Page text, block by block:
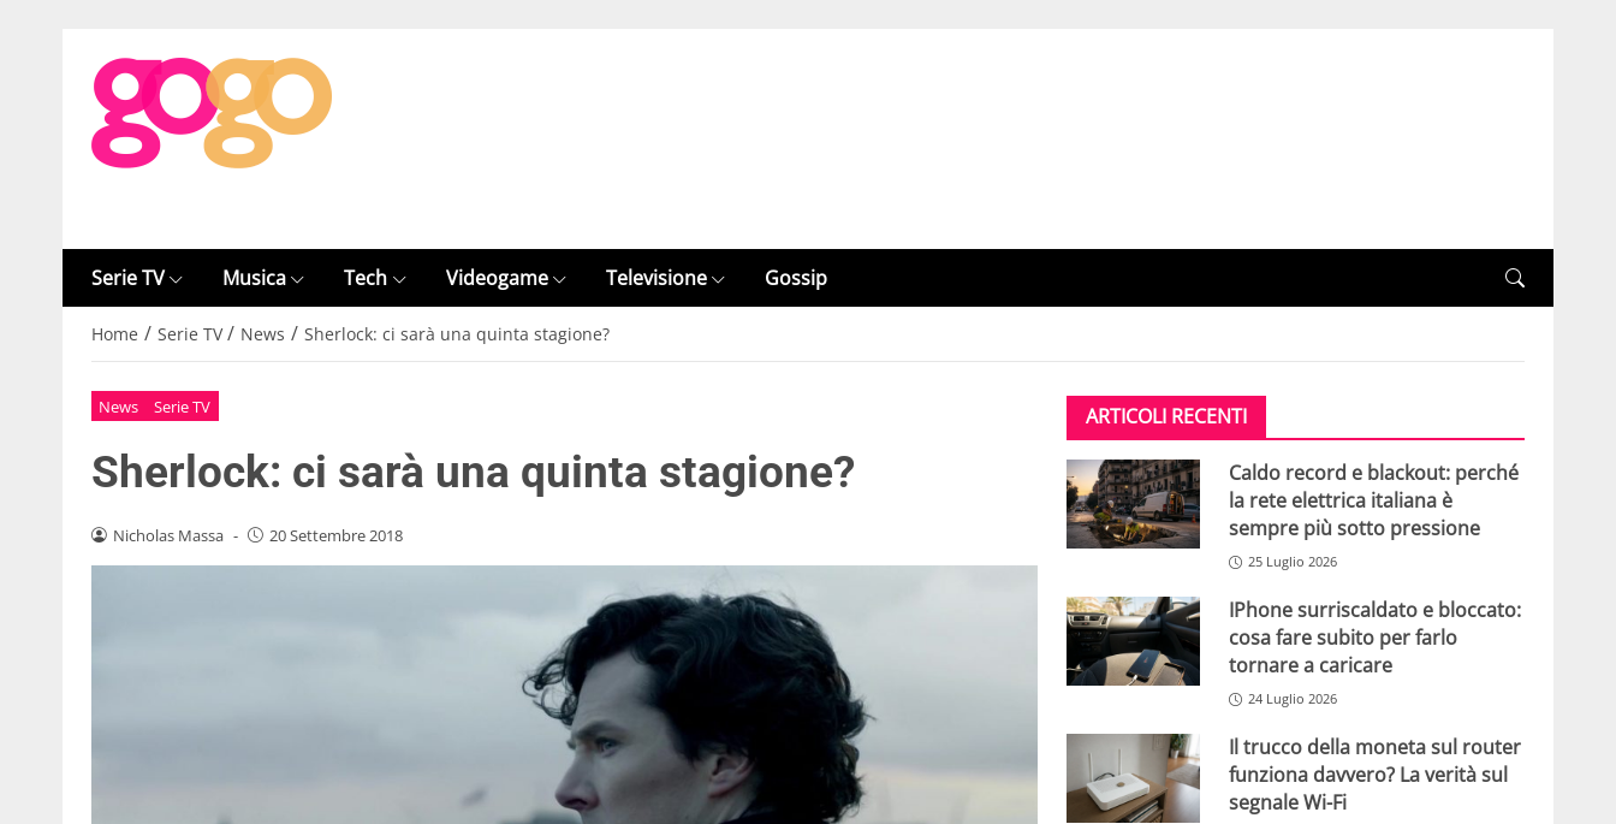
Serie TV Musica Tech Videogame Televisione Gossip
Home / Serie TV / News / Sherlock: ci sarà una quinta stagione?
News Serie TV
Sherlock: ci sarà una quinta stagione?
Nicholas Massa - 20 Settembre 2018
ARTICOLI RECENTI
Caldo record e blackout: perché
la rete elettrica italiana è
sempre più sotto pressione
25 Luglio 2026
IPhone surriscaldato e bloccato:
cosa fare subito per farlo
tornare a caricare
24 Luglio 2026
Il trucco della moneta sul router
funziona davvero? La verità sul
segnale Wi-Fi